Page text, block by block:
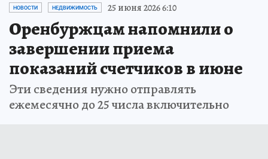
НОВОСТИ НЕДВИЖИМОСТЬ 25 июня 2026 6:10
Оренбуржцам напомнили о
завершении приема
показаний счетчиков в июне
Эти сведения нужно отправлять
ежемесячно до 25 числа включительно